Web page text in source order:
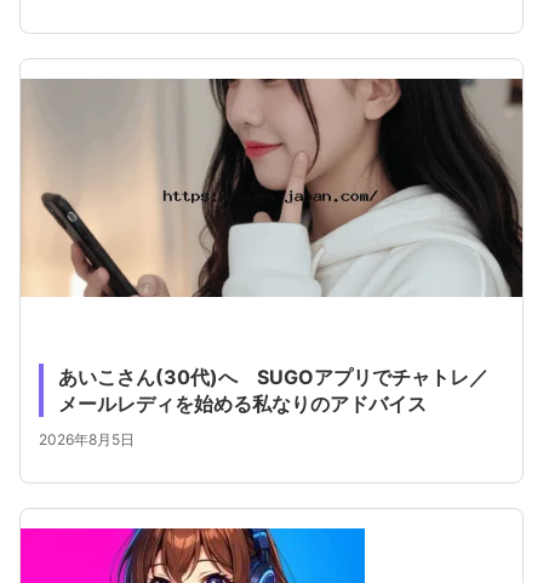
あいこさん(30代)へ SUGOアプリでチャトレ／
メールレディを始める私なりのアドバイス
2026年8月5日